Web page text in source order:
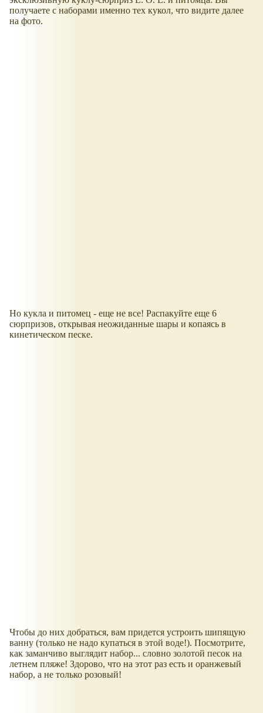
получаете с наборами именно тех кукол, что видите далее
на фото.
Но кукла и питомец - еще не все! Распакуйте еще 6
сюрпризов, открывая неожиданные шары и копаясь в
кинетическом песке.
Чтобы до них добраться, вам придется устроить шипящую
ванну (только не надо купаться в этой воде!). Посмотрите,
как заманчиво выглядит набор... словно золотой песок на
летнем пляже! Здорово, что на этот раз есть и оранжевый
набор, а не только розовый!